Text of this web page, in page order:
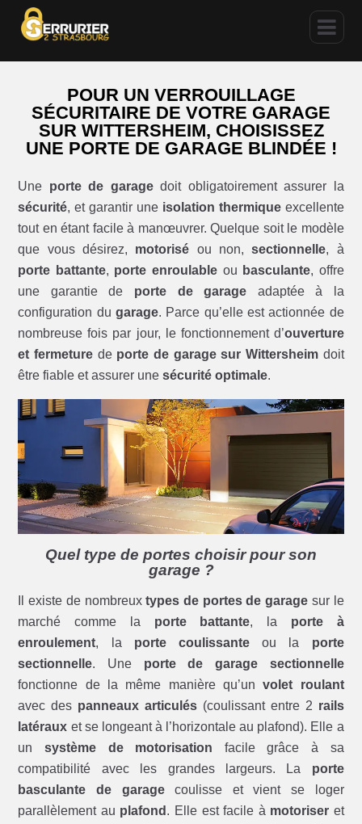
POUR UN VERROUILLAGE
SÉCURITAIRE DE VOTRE GARAGE
SUR WITTERSHEIM, CHOISISSEZ
UNE PORTE DE GARAGE BLINDÉE !
Une porte de garagedoit obligatoirement assurer la
sécurité, et garantir une isolation thermiqueexcellente
tout en étant facile à manœuvrer. Quelque soit le modèle
que vous désirez, motorisé ou non,sectionnelle, à
porte battante, porte enroulable ou basculante, offre
une garantie de porte de garage adaptée à la
configuration dugarage. Parce qu’elle est actionnée de
nombreuse fois par jour, le fonctionnement d’ouverture
et fermeture de porte de garage sur Wittersheimdoit
être fiable et assurer unesécurité optimale.
Quel type de portes choisir pour son
garage ?
Il existe de nombreuxtypes de portes de garage sur le
marché comme la porte battante, la porte à
enroulement, la porte coulissante ou la porte
sectionnelle. Une porte de garage sectionnelle
fonctionne de la même manière qu’unvolet roulant
avec des panneaux articulés (coulissant entre 2 rails
latéraux et se longeant à l’horizontale au plafond). Elle a
unsystème de motorisation facile grâce à sa
compatibilité avec les grandes largeurs. La porte
basculante de garagecoulisse et vient se loger
parallèlement au plafond . Elle est facile à motoriser et